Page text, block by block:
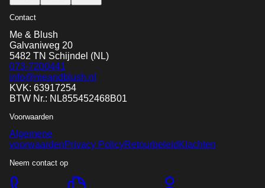
Contact
Me & Blush
Galvaniweg 20
5482 TN Schijndel (NL)
073-7200441
info@meandblush.nl
KVK: 63917254
BTW Nr.: NL855452468B01
Voorwaarden
Algemene
voorwaardenPrivacy PolicyRetourbeleid Klachten
Neem contact op